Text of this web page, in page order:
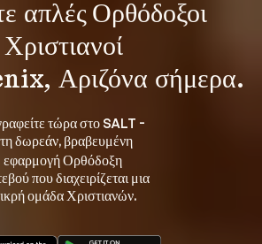
απλές Ορθόδοξοι
Χριστιανοί
Αριζόνα σήμερα.
τώρα στο SALT -
δωρεάν, βραβευμένη
εφαρμογή Ορθόδοξη
που διαχειρίζεται μια
ομάδα Χριστιανών.